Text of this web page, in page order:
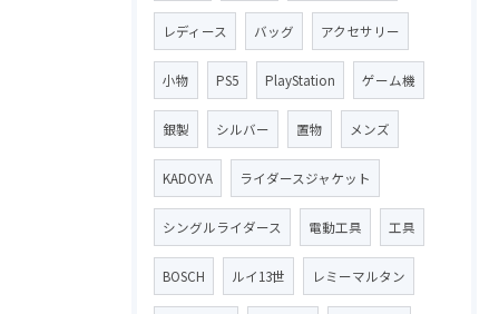
レディース バッグ アクセサリー
小物 PS5 PlayStation ゲーム機
銀製 シルバー 置物 メンズ
KADOYA ライダースジャケット
シングルライダース 電動工具 工具
BOSCH ルイ13世 レミーマルタン